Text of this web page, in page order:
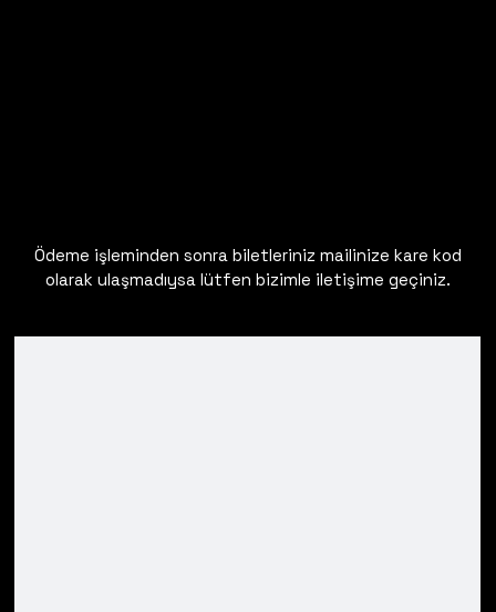
Ödeme işleminden sonra biletleriniz mailinize kare kod
olarak ulaşmadıysa lütfen bizimle iletişime geçiniz.